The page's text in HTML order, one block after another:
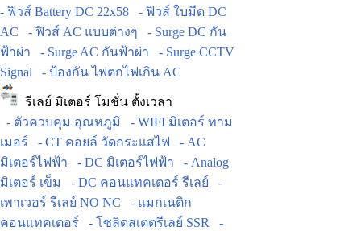
- ฟิวส์ Battery DC 22x58
- ฟิวส์ ใบมีด DC
AC
- ฟิวส์ AC แบบต่างๆ
- Surge DC กัน
ฟ้าผ่า
- Surge AC กันฟ้าผ่า
- Surge CCTV
Signal
- ป้องกัน ไฟตกไฟเกิน AC
รีเลย์ มิเตอร์ โมชั่น ตั้งเวลา
- ตัวควบคุม อุณหภูมิ
- WIFI มิเตอร์ ทาม
เมอร์
- CT คอยล์ วัดกระแสไฟ
- AC
มิเตอร์ไฟฟ้า
- DC มิเตอร์ไฟฟ้า
- Analog
มิเตอร์ เข็ม
- DC คอนแทคเตอร์ รีเลย์
-
เพาเวอร์ รีเลย์ NO NC
- แมกเนติก
คอนแทคเตอร์
- โซลิดสเตตรีเลย์ SSR
-